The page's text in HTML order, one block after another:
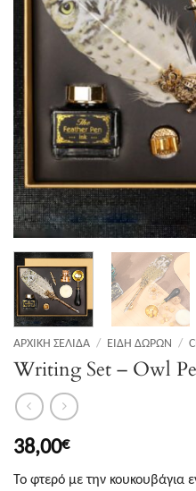
ΑΡΧΙΚΉ ΣΕΛΊΔΑ / ΕΊΔΗ ΔΏΡΩΝ /
Writing Set – Owl
38,00€
Το φτερό με την κουκουβάγια